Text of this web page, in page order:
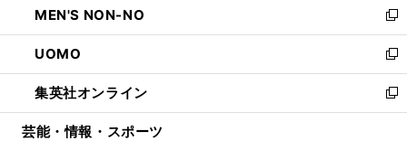
く
で
開
く
ド
ウ
で
開
く
ィ
ン
ド
ウ
で
開
い
ウ
ィ
ン
ド
ウ
MEN'S NON-NO
新
し
い
ウ
ィ
ン
UOMO
新
し
い
ウ
集英社オンライン
新
し
芸能・情報・スポーツ